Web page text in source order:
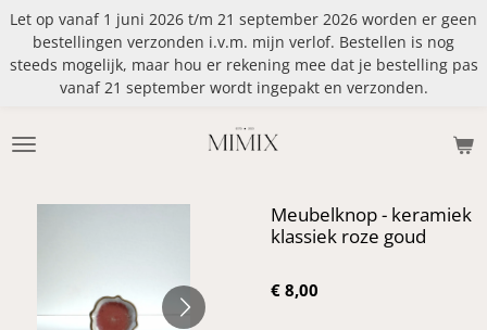
Ga
direct
naar
Let op vanaf 1 juni 2026 t/m 21 september 2026 worden er geen
bestellingen verzonden i.v.m. mijn verlof. Bestellen is nog
steeds mogelijk, maar hou er rekening mee dat je bestelling pas
vanaf 21 september wordt ingepakt en verzonden.
Meubelknop - keramiek
klassiek roze goud
€ 8,00